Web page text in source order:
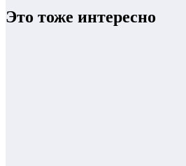
Это тоже интересно